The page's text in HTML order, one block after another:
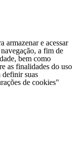
armazenar e acessar
a fim de
bem como
as finalidades do uso
definir suas
de cookies"